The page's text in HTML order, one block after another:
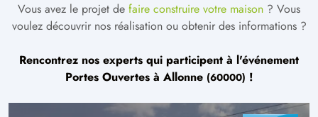
Vous avez le projet de faire construire votre maison ? Vous
voulez découvrir nos réalisation ou obtenir des informations ?
Rencontrez nos experts qui participent à l'événement
Portes Ouvertes à Allonne (60000) !